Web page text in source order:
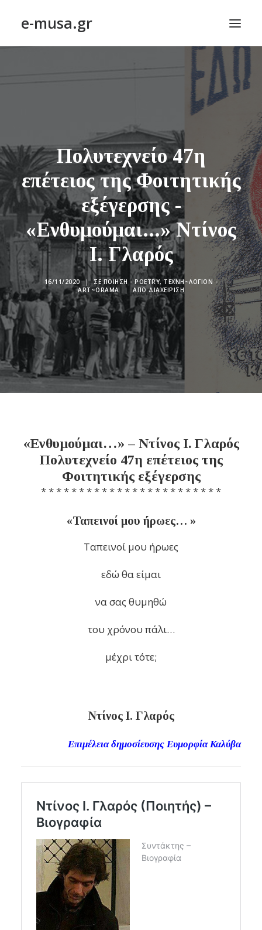
e-musa.gr
ΤΕΧΝΗ~ΛΟΓΙΟΝ – ART~ORAMA
ΑΠΟΔΕΛΤΙΩΣΗ
BLOG
ΣΥΝΤΑΚΤΙΚΗ ΟΜΑΔΑ
ΕΠΙΚΟΙΝΩΝΙΑ
ΑΝΑΖΉΤΗΣΗ
Πολυτεχνείο 47η
επέτειος της Φοιτητικής
εξέγερσης -
«Ενθυμούμαι...» Ντίνος
Ι. Γλαρός
16/11/2020 | ΣΕΠΟΊΗΣΗ - POETRY,ΤΕΧΝΗ~ΛΌΓΙΟΝ -
ART~ORAMA
| ΑΠΌΔΙΑΧΕΊΡΙΣΗ
«Ενθυμούμαι…» – Ντίνος Ι. Γλαρός
Πολυτεχνείο 47η επέτειος της
Φοιτητικής εξέγερσης
* * * * * * * * * * * * * * * * * * * * * * * *
«Ταπεινοί μου ήρωες… »
Ταπεινοί μου ήρωες
εδώ θα είμαι
να σας θυμηθώ
του χρόνου πάλι…
μέχρι τότε;
Ντίνος Ι. Γλαρός
Επιμέλεια δημοσίευσης Ευμορφία Καλύβα